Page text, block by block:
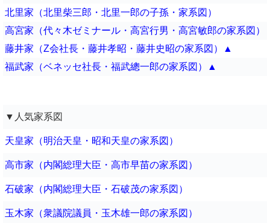
北里家（北里柴三郎・北里一郎の子孫・家系図）
高宮家（代々木ゼミナール・高宮行男・高宮敏郎の家系図）
藤井家（Z会社長・藤井孝昭・藤井史昭の家系図）▲
福武家（ベネッセ社長・福武總一郎の家系図）▲
▼人気家系図
天皇家（明治天皇・昭和天皇の家系図）
高市家（内閣総理大臣・高市早苗の家系図）
石破家（内閣総理大臣・石破茂の家系図）
玉木家（衆議院議員・玉木雄一郎の家系図）